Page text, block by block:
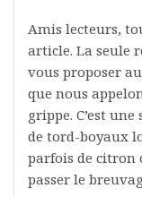
Amis lecteurs,
article. La seule
vous proposer
que nous
grippe. C’est
de tord-boyaux
parfois de citron
passer le